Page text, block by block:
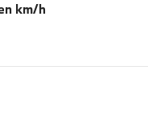
km/h